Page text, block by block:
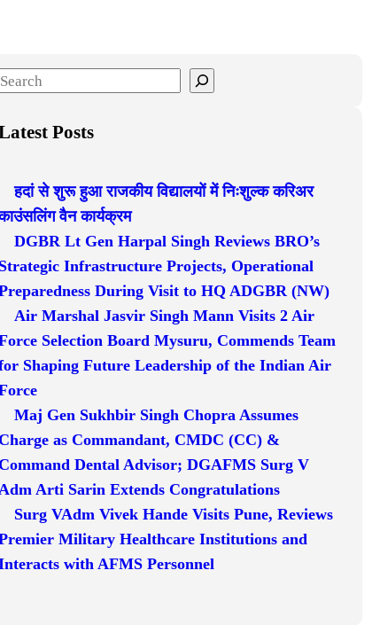
S
Posts
हदां से शुरू हुआ राजकीय विद्यालयों में निःशुल्क करिअर
वैन कार्यक्रम
DGBR Lt Gen Harpal Singh Reviews BRO’s
Strategic Infrastructure Projects, Operational
During Visit to HQ ADGBR (NW)
Air Marshal Jasvir Singh Mann Visits 2 Air
Selection Board Mysuru, Commends Team
Shaping Future Leadership of the Indian Air
Maj Gen Sukhbir Singh Chopra Assumes
Charge as Commandant, CMDC (CC) &
Command Dental Advisor; DGAFMS Surg V
Arti Sarin Extends Congratulations
Surg VAdm Vivek Hande Visits Pune, Reviews
Military Healthcare Institutions and
with AFMS Personnel